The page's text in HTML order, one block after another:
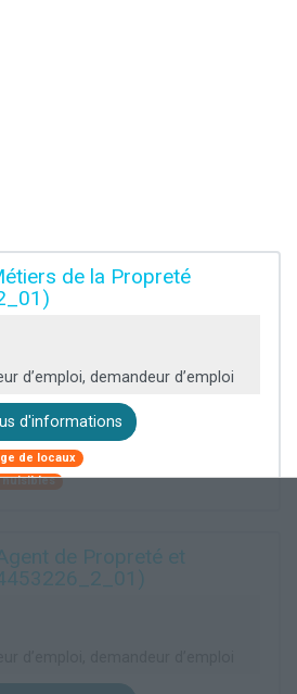
de la Propreté
d’emploi, demandeur d’emploi
d'informations
de locaux
nuisibles
de Propreté et